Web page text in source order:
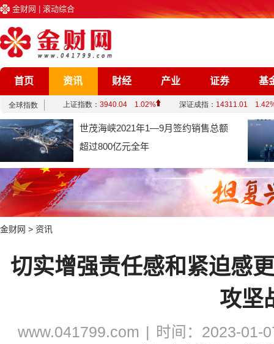
金财网 滚动综合
首页 资讯 财经 产业 证券 基
企业 文化 娱乐
综合
世茂海峡2021年1—9月签约销售总额
超过800亿元全年
金财网 > 资讯
切实增强责任感和紧迫感
攻坚
www.041799.com
时间：2023-01-